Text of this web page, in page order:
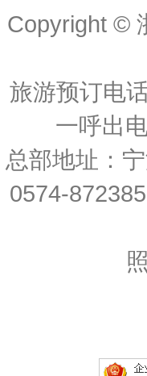
Copyright ©
旅游预订电
一呼出
总部地址：
0574-